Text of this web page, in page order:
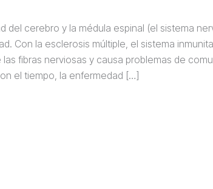
del cerebro y la médula espinal (el sistema
Con la esclerosis múltiple, el sistema
fibras nerviosas y causa problemas de
el tiempo, la enfermedad […]